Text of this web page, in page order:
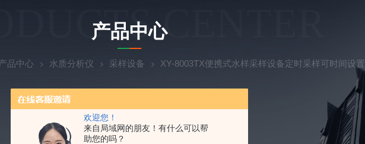
欢迎您！
来自局域网的朋友！有什么可以帮
助您的吗？
CENTER
产品中心
品中心 水质分析仪 采样设备 XY-8003TX便携式水样采样设备定时采样可时间设置